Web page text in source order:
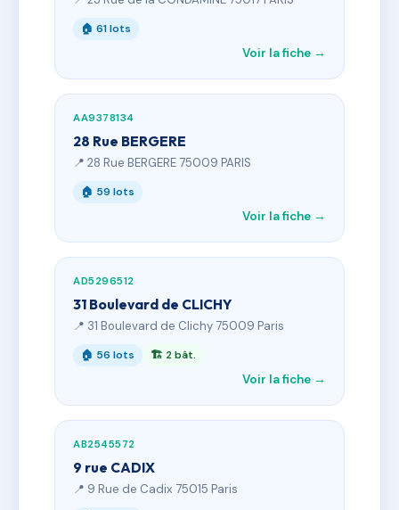
🏠 61 lots
Voir la fiche →
AA9378134
28 Rue BERGERE
📍 28 Rue BERGERE 75009 PARIS
🏠 59 lots
Voir la fiche →
AD5296512
31 Boulevard de CLICHY
📍 31 Boulevard de Clichy 75009 Paris
🏠 56 lots 🏗 2 bât.
Voir la fiche →
AB2545572
9 rue CADIX
📍 9 Rue de Cadix 75015 Paris